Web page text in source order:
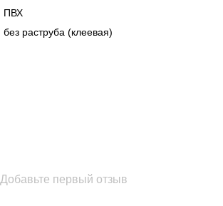
ПВХ
без раструба (клеевая)
Добавьте первый отзыв